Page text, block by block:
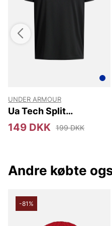
UNDER ARMOUR
Ua Tech Split
Wordmark Ss
149 DKK 199 DKK
Andre købte
-81%